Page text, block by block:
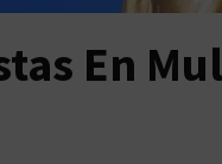
En